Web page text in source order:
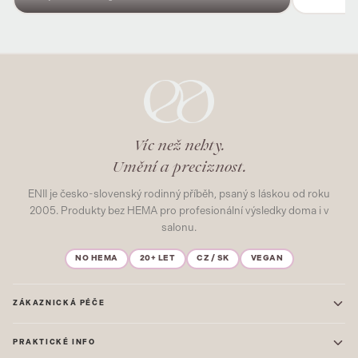
Víc než nehty.
Umění a preciznost.
ENII je česko-slovenský rodinný příběh, psaný s láskou od roku
2005. Produkty bez HEMA pro profesionální výsledky doma i v
salonu.
NO HEMA 20+ LET CZ / SK VEGAN
ZÁKAZNICKÁ PÉČE
Časté dotazy
PRAKTICKÉ INFO